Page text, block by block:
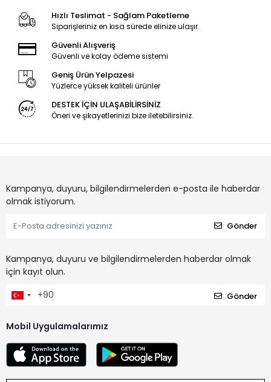
Hızlı Teslimat - Sağlam Paketleme
Siparişleriniz en kısa sürede elinize ulaşır.
Güvenli Alışveriş
Güvenli ve kolay ödeme sistemi
Geniş Ürün Yelpazesi
Yüzlerce yüksek kaliteli ürünler
DESTEK İÇİN ULAŞABİLİRSİNİZ
Öneri ve şikayetlerinizi bize iletebilirsiniz.
Kampanya, duyuru, bilgilendirmelerden e-posta ile haberdar
olmak istiyorum.
Gönder
Kampanya, duyuru ve bilgilendirmelerden haberdar olmak
için kayıt olun.
Gönder
Mobil Uygulamalarımız